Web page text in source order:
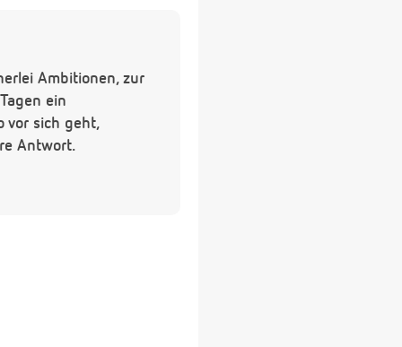
Ambitionen, zur
ein
vor sich geht,
Antwort.